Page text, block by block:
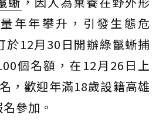
年年攀升，引發生態危
於12月30日開辦綠鬣蜥捕
個名額，在12月26日上
，歡迎年滿18歲設籍高雄
參加。